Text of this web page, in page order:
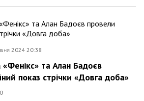
2024 20:38
та Алан Бадоєв
показ стрічки «Довга доба»
0